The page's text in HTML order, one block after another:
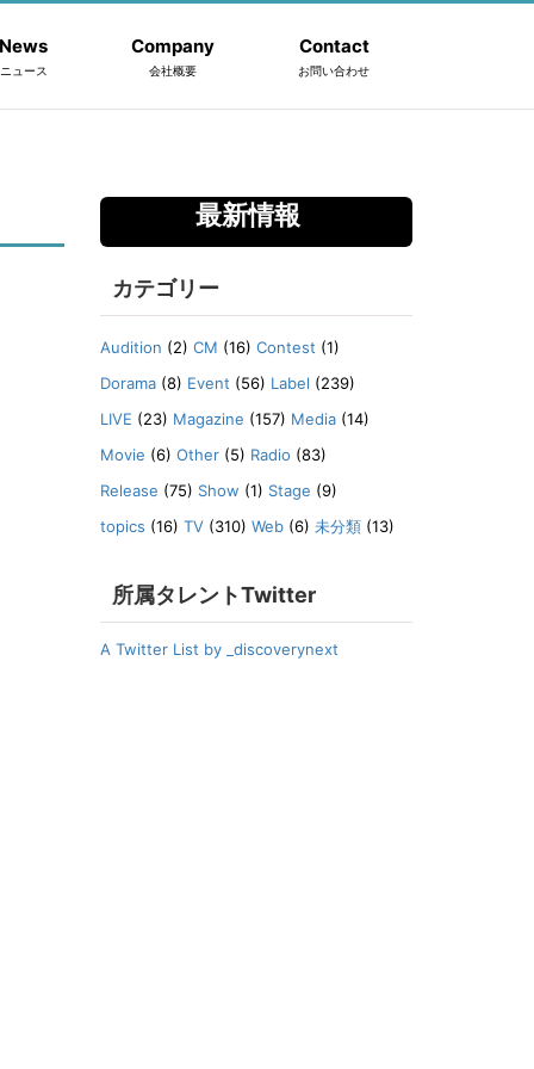
News
ニュース
Company
会社概要
Contact
お問い合わせ
最新情報
カテゴリー
Audition (2) CM (16) Contest (1)
Dorama(8) Event (56) Label (239)
LIVE (23) Magazine (157) Media(14)
Movie (6) Other(5) Radio (83)
Release (75) Show (1) Stage (9)
topics (16) TV(310) Web(6) 未分類(13)
所属タレントTwitter
A Twitter List by _discoverynext